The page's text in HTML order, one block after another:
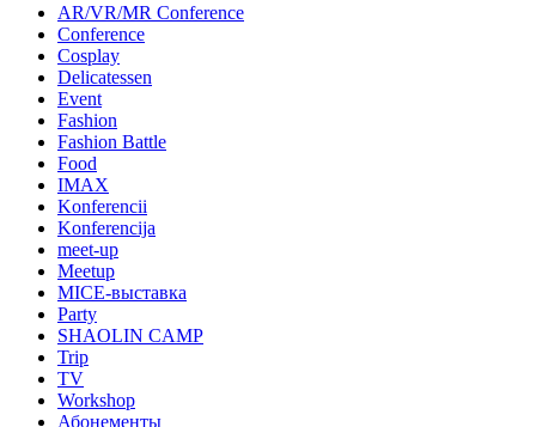
AR/VR/MR Conference
Conference
Cosplay
Delicatessen
Event
Fashion
Fashion Battle
Food
IMAX
Konferencii
Konferencija
meet-up
Meetup
MICE-выставка
Party
SHAOLIN CAMP
Trip
TV
Workshop
Абонементы